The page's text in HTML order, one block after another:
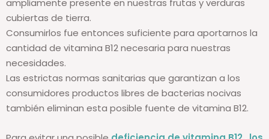
ampliamente presente en nuestras frutas y verduras
cubiertas de tierra.
Consumirlos fue entonces suficiente para aportarnos la
cantidad de vitamina B12 necesaria para nuestras
necesidades.
Las estrictas normas sanitarias que garantizan a los
consumidores productos libres de bacterias nocivas
también eliminan esta posible fuente de vitamina B12.